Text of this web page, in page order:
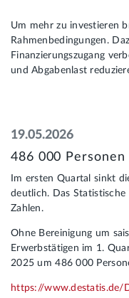
Um mehr zu investieren
Rahmenbedingungen.
Finanzierungszugang
und Abgabenlast
19.05.2026
486 000 Personen
Im ersten Quartal sinkt
deutlich. Das
Zahlen.
Ohne Bereinigung um
Erwerbstätigen im 1.
2025 um 486 000
https://www.destatis.de/